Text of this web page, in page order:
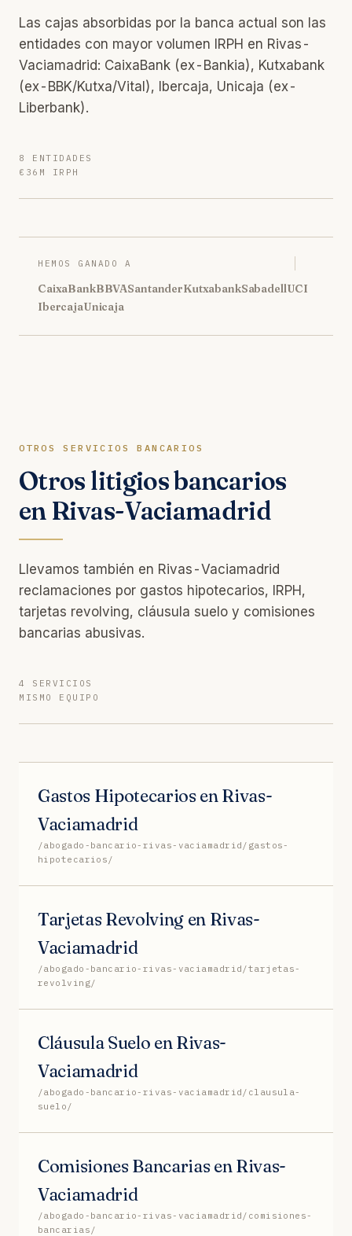
Las cajas absorbidas por la banca actual son las
entidades con mayor volumen IRPH en Rivas-
Vaciamadrid: CaixaBank (ex-Bankia), Kutxabank
(ex-BBK/Kutxa/Vital), Ibercaja, Unicaja (ex-
Liberbank).
8 ENTIDADES
€36M IRPH
HEMOS GANADO A
CaixaBankBBVASantanderKutxabankSabadellUCI
IbercajaUnicaja
OTROS SERVICIOS BANCARIOS
Otros litigios bancarios
en Rivas-Vaciamadrid
Llevamos también en Rivas-Vaciamadrid
reclamaciones por gastos hipotecarios, IRPH,
tarjetas revolving, cláusula suelo y comisiones
bancarias abusivas.
4 SERVICIOS
MISMO EQUIPO
Gastos Hipotecarios en Rivas-
Vaciamadrid
/abogado-bancario-rivas-vaciamadrid/gastos-
hipotecarios/
Tarjetas Revolving en Rivas-
Vaciamadrid
/abogado-bancario-rivas-vaciamadrid/tarjetas-
revolving/
Cláusula Suelo en Rivas-
Vaciamadrid
/abogado-bancario-rivas-vaciamadrid/clausula-
suelo/
Comisiones Bancarias en Rivas-
Vaciamadrid
/abogado-bancario-rivas-vaciamadrid/comisiones-
bancarias/